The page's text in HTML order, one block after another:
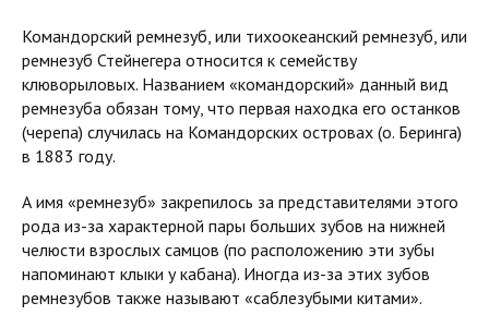
Командорский ремнезуб, или тихоокеанский ремнезуб, или
ремнезуб Стейнегера относится к семейству
клюворыловых. Названием «командорский» данный вид
ремнезуба обязан тому, что первая находка его останков
(черепа) случилась на Командорских островах (о. Беринга)
в 1883 году.
А имя «ремнезуб» закрепилось за представителями этого
рода из-за характерной пары больших зубов на нижней
челюсти взрослых самцов (по расположению эти зубы
напоминают клыки у кабана). Иногда из-за этих зубов
ремнезубов также называют «саблезубыми китами».